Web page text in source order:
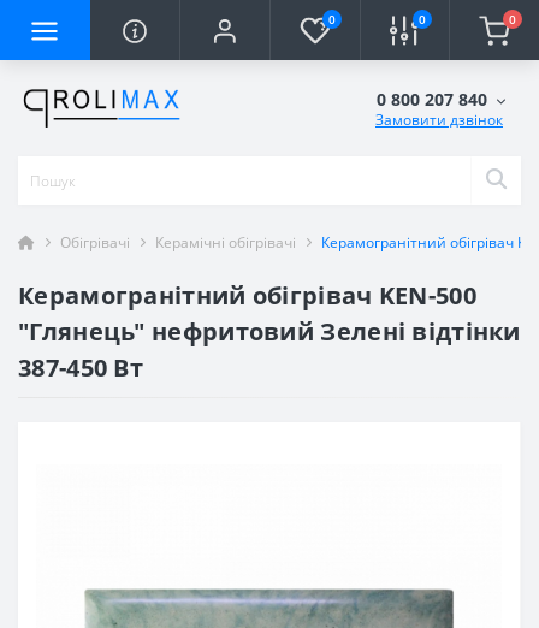
0 0 0
0 800 207 840
Замовити дзвінок
Обігрівачі Керамічні обігрівачі Керамогранітний обігрівач
Керамогранітний обігрівач KEN-500
"Глянець" нефритовий Зелені відтінки
387-450 Вт